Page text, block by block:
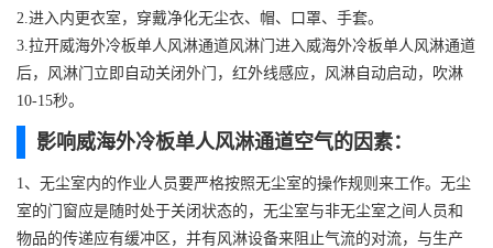
2.进入内更衣室，穿戴净化无尘衣、帽、口罩、手套。
3.拉开威海外冷板单人风淋通道风淋门进入威海外冷板单人风淋通道
后，风淋门立即自动关闭外门，红外线感应，风淋自动启动，吹淋
10-15秒。
影响威海外冷板单人风淋通道空气的因素：
1、无尘室内的作业人员要严格按照无尘室的操作规则来工作。无尘
室的门窗应是随时处于关闭状态的，无尘室与非无尘室之间人员和
物品的传递应有缓冲区，并有风淋设备来阻止气流的对流，与生产